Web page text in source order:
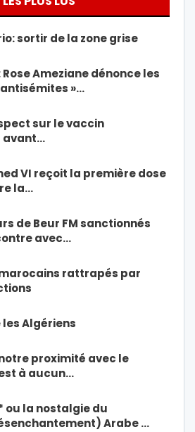
sortir de la zone grise
Ameziane dénonce les
»…
sur le vaccin
avant…
VI reçoit la première dose
la…
de Beur FM sanctionnés
avec…
rattrapés par
Algériens
proximité avec le
à aucun…
ou la nostalgie du
Arabe …